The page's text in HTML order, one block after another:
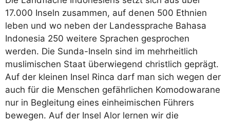
17.000 Inseln zusammen, auf denen 500 Ethnien
leben und wo neben der Landessprache Bahasa
Indonesia 250 weitere Sprachen gesprochen
werden. Die Sunda-Inseln sind im mehrheitlich
muslimischen Staat überwiegend christlich geprägt.
Auf der kleinen Insel Rinca darf man sich wegen der
auch für die Menschen gefährlichen Komodowarane
nur in Begleitung eines einheimischen Führers
bewegen. Auf der Insel Alor lernen wir die